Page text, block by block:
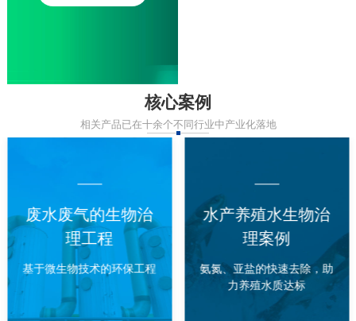
核心案例
相关产品已在十余个不同行业中产业化落地
废水废气的生物治
理工程
基于微生物技术的环保工程
水产养殖水生物治
理案例
氨氮、亚盐的快速去除，助
力养殖水质达标